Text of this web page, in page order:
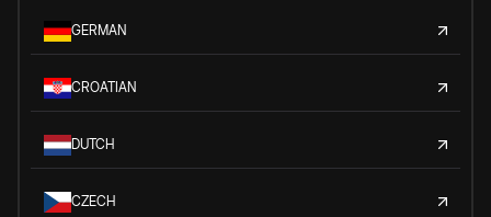
GERMAN
CROATIAN
DUTCH
CZECH